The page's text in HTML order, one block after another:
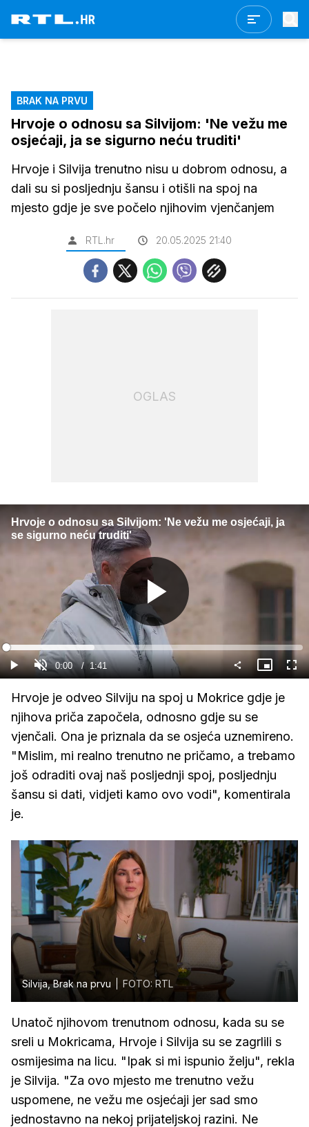
BRAK NA PRVU
Hrvoje o odnosu sa Silvijom: 'Ne vežu me
osjećaji, ja se sigurno neću truditi'
Hrvoje i Silvija trenutno nisu u dobrom odnosu, a
dali su si posljednju šansu i otišli na spoj na
mjesto gdje je sve počelo njihovim vjenčanjem
RTL.hr 20.05.2025 21:40
OGLAS
Hrvoje o odnosu sa Silvijom: 'Ne vežu me osjećaji, ja
se sigurno neću truditi'
Gledaj
GledajUpali
zvuk
Current
Time
0:00 / Duration
1:41
Loaded:
29.66%
Slika
u
Hrvoje je odveo Silviju na spoj u Mokrice gdje je
njihova priča započela, odnosno gdje su se
vjenčali. Ona je priznala da se osjeća uznemireno.
"Mislim, mi realno trenutno ne pričamo, a trebamo
još odraditi ovaj naš posljednji spoj, posljednju
šansu si dati, vidjeti kamo ovo vodi", komentirala
je.
Silvija, Brak na prvu FOTO: RTL
Unatoč njihovom trenutnom odnosu, kada su se
sreli u Mokricama, Hrvoje i Silvija su se zagrlili s
osmijesima na licu. "Ipak si mi ispunio želju", rekla
je Silvija. "Za ovo mjesto me trenutno vežu
uspomene, ne vežu me osjećaji jer sad smo
jednostavno na nekoj prijateljskoj razini. Ne